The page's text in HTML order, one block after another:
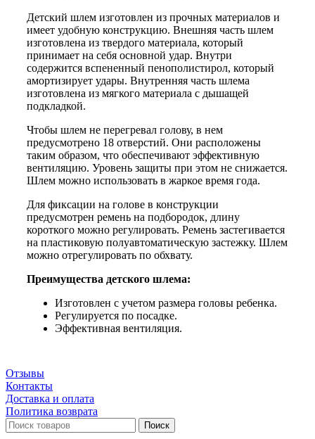
Детский шлем изготовлен из прочных материалов и
имеет удобную конструкцию. Внешняя часть шлем
изготовлена из твердого материала, который
принимает на себя основной удар. Внутри
содержится вспененный пенополистирол, который
амортизирует удары. Внутренняя часть шлема
изготовлена из мягкого материала с дышащей
подкладкой.
Чтобы шлем не перегревал голову, в нем
предусмотрено 18 отверстий. Они расположены
таким образом, что обеспечивают эффективную
вентиляцию. Уровень защиты при этом не снижается.
Шлем можно использовать в жаркое время года.
Для фиксации на голове в конструкции
предусмотрен ремень на подбородок, длину
короткого можно регулировать. Ремень застегивается
на пластиковую полуавтоматическую застежку. Шлем
можно отрегулировать по обхвату.
Преимущества детского шлема:
Изготовлен с учетом размера головы ребенка.
Регулируется по посадке.
Эффективная вентиляция.
Отзывы
Контакты
Доставка и оплата
Политика возврата
Поиск